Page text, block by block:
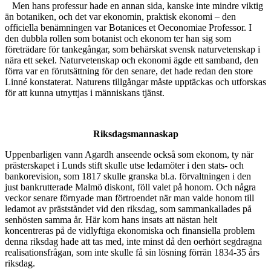
Men hans professur hade en annan sida, kanske inte mindre viktig
än botaniken, och det var ekonomin, praktisk ekonomi – den
officiella benämningen var Botanices et Oeconomiae Professor. I
den dubbla rollen som botanist och ekonom ter han sig som
företrädare för tankegångar, som behärskat svensk naturvetenskap i
nära ett sekel. Naturvetenskap och ekonomi ägde ett samband, den
förra var en förutsättning för den senare, det hade redan den store
Linné konstaterat. Naturens tillgångar måste upptäckas och utforskas
för att kunna utnyttjas i människans tjänst.
Riksdagsmannaskap
Uppenbarligen vann Agardh anseende också som ekonom, ty när
prästerskapet i Lunds stift skulle utse ledamöter i den stats- och
bankorevision, som 1817 skulle granska bl.a. förvaltningen i den
just bankrutterade Malmö diskont, föll valet på honom. Och några
veckor senare förnyade man förtroendet när man valde honom till
ledamot av prästståndet vid den riksdag, som sammankallades på
senhösten samma år. Här kom hans insats att nästan helt
koncentreras på de vidlyftiga ekonomiska och finansiella problem
denna riksdag hade att tas med, inte minst då den oerhört segdragna
realisationsfrågan, som inte skulle få sin lösning förrän 1834-35 års
riksdag.